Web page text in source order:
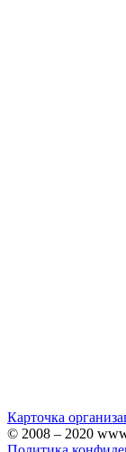
Карточка
© 2008 – 2020